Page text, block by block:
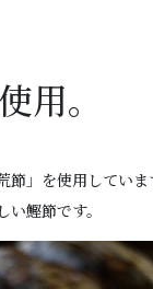
用。
」を使用していま
鰹節です。